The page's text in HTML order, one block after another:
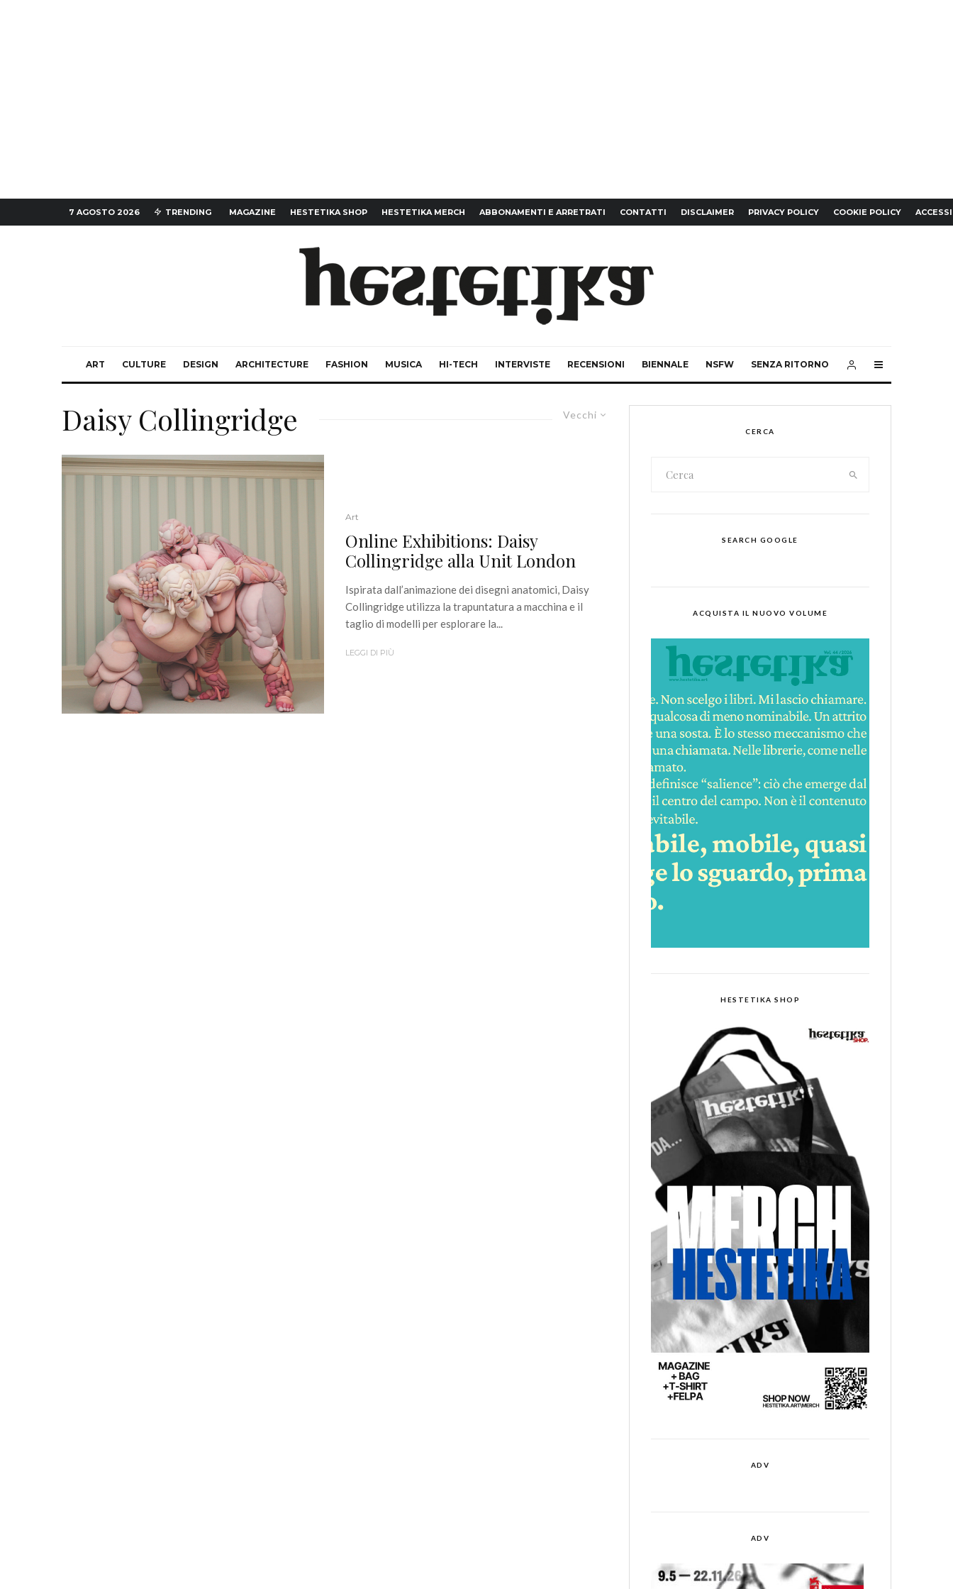
7 AGOSTO 2026 TRENDING MAGAZINE HESTETIKA SHOP HESTETIKA MERCH ABBONAMENTI E ARRETRATI CONTATTI DISCLAIMER PRIVACY POLICY COOKIE POLICY
ART CULTURE DESIGN ARCHITECTURE FASHION MUSICA HI-TECH INTERVISTE RECENSIONI BIENNALE NSFW SENZA RITORNO
Vecchi
Daisy Collingridge
Art
Online Exhibitions: Daisy
Collingridge alla Unit London
Ispirata dall’animazione dei disegni anatomici, Daisy
Collingridge utilizza la trapuntatura a macchina e il
taglio di modelli per esplorare la...
LEGGI DI PIÙ
CERCA
SEARCH GOOGLE
ACQUISTA IL NUOVO VOLUME
HESTETIKA SHOP
ADV
ADV